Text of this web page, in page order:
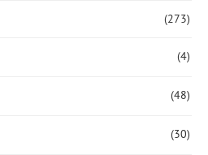
(273)
(4)
(48)
(30)